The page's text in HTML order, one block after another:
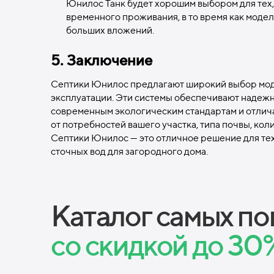
Юнилос Танк будет хорошим выбором для
временного проживания, в то время как
больших вложений.
5. Заключение
Септики Юнилос предлагают широкий выбор
эксплуатации. Эти системы обеспечивают
современным экологическим стандартам и
от потребностей вашего участка, типа почвы,
Септики Юнилос — это отличное решение для
сточных вод для загородного дома.
Каталог самых
соскидкой до